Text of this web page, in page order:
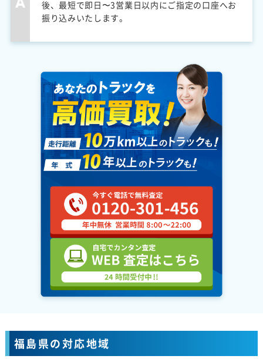
後、最短で即日〜3営業日以内にご指定の口座へお
振り込みいたします。
福島県の対応地域